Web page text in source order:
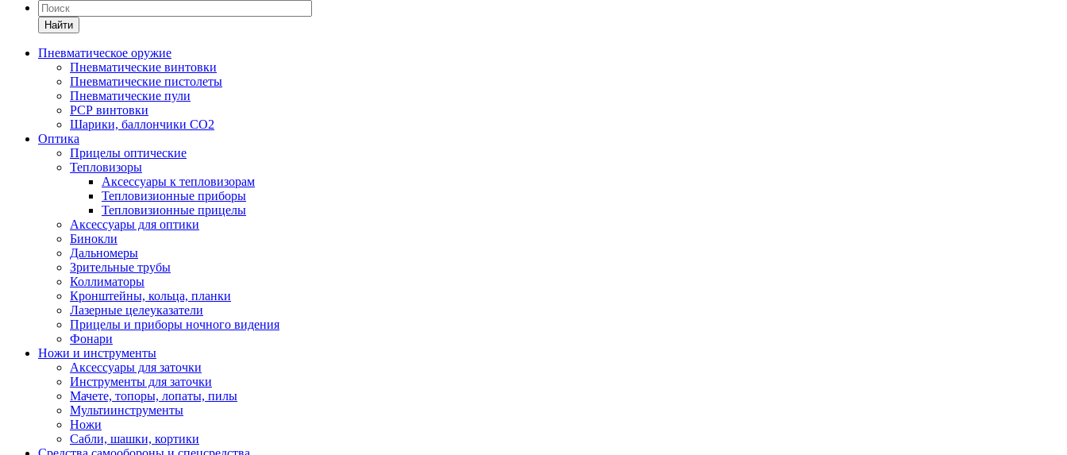
Найти
Пневматическое оружие
Пневматические винтовки
Пневматические пистолеты
Пневматические пули
РСР винтовки
Шарики, баллончики СО2
Оптика
Прицелы оптические
Тепловизоры
Аксессуары к тепловизорам
Тепловизионные приборы
Тепловизионные прицелы
Аксессуары для оптики
Бинокли
Дальномеры
Зрительные трубы
Коллиматоры
Кронштейны, кольца, планки
Лазерные целеуказатели
Прицелы и приборы ночного видения
Фонари
Ножи и инструменты
Аксессуары для заточки
Инструменты для заточки
Мачете, топоры, лопаты, пилы
Мультиинструменты
Ножи
Сабли, шашки, кортики